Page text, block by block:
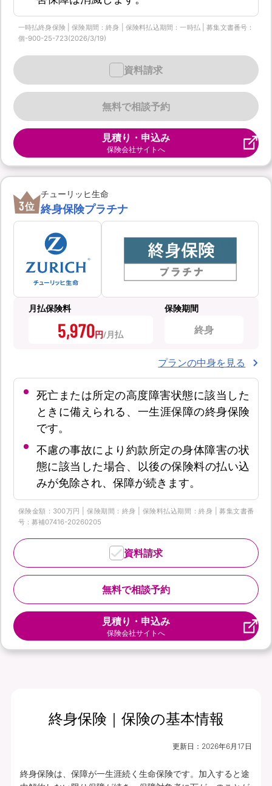
一時払終身保険 | 保険期間：終身 | 保険料払込期間：一時払 | 募集文書番号：
個-900-25-723(2026/3/19)
無料で相談予約
資料請求
見積り・申込み
保険会社サイトへ
3位
チューリッヒ生命
終身保険プラチナ
月払保険料
5,970円
保険期間
終身
プランの中身を見る
死亡または所定の高度障害状態に該当した
ときに備えられる、一生涯保障の終身保険
です。
不慮の事故により約款所定の身体障害の状
態に該当した場合、以後の保険料の払い込
みが免除され、保障が続きます。
保険金額：300万円 | 保険期間：終身 | 保険料払込期間：終身 | 募集文書番
号：募補07416-20260205
無料で相談予約
資料請求
見積り・申込み
保険会社サイトへ
終身保険｜保険の基本情報
更新日： 2026年6月17日
終身保険は、保障が一生涯続く生命保険です。加入すると途